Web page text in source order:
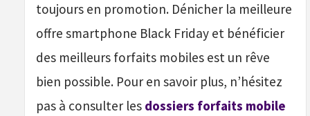
toujours en promotion. Dénicher la meilleure
offre smartphone Black Friday et bénéficier
des meilleurs forfaits mobiles est un rêve
bien possible. Pour en savoir plus, n’hésitez
pas à consulter les dossiers forfaits mobile